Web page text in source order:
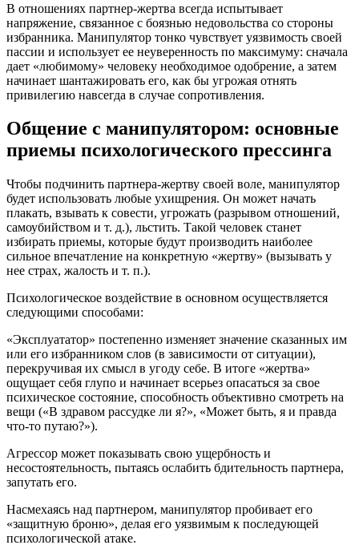
В отношениях партнер-жертва всегда испытывает
напряжение, связанное с боязнью недовольства со стороны
избранника. Манипулятор тонко чувствует уязвимость своей
пассии и использует ее неуверенность по максимуму: сначала
дает «любимому» человеку необходимое одобрение, а затем
начинает шантажировать его, как бы угрожая отнять
привилегию навсегда в случае сопротивления.
Общение с манипулятором: основные
приемы психологического прессинга
Чтобы подчинить партнера-жертву своей воле, манипулятор
будет использовать любые ухищрения. Он может начать
плакать, взывать к совести, угрожать (разрывом отношений,
самоубийством и т. д.), льстить. Такой человек станет
избирать приемы, которые будут производить наиболее
сильное впечатление на конкретную «жертву» (вызывать у
нее страх, жалость и т. п.).
Психологическое воздействие в основном осуществляется
следующими способами:
«Эксплуататор» постепенно изменяет значение сказанных им
или его избранником слов (в зависимости от ситуации),
перекручивая их смысл в угоду себе. В итоге «жертва»
ощущает себя глупо и начинает всерьез опасаться за свое
психическое состояние, способность объективно смотреть на
вещи («В здравом рассудке ли я?», «Может быть, я и правда
что-то путаю?»).
Агрессор может показывать свою ущербность и
несостоятельность, пытаясь ослабить бдительность партнера,
запутать его.
Насмехаясь над партнером, манипулятор пробивает его
«защитную броню», делая его уязвимым к последующей
психологической атаке.